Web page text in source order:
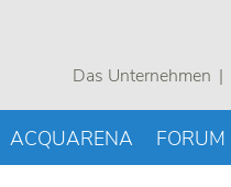
Das Unternehmen
ACQUARENA FORUM